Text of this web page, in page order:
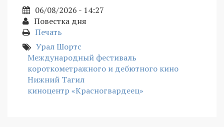
06/08/2026 - 14:27
Повестка дня
Печать
Урал Шортс
Международный фестиваль
короткометражного и дебютного кино
Нижний Тагил
киноцентр «Красногвардеец»